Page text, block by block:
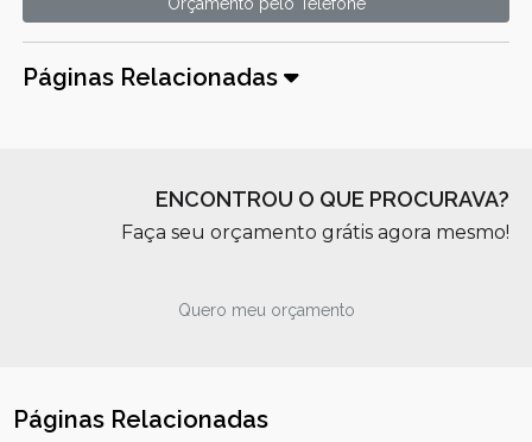
Orçamento pelo Telefone
Páginas Relacionadas
ENCONTROU O QUE PROCURAVA?
Faça seu orçamento grátis agora mesmo!
Quero meu orçamento
Páginas Relacionadas